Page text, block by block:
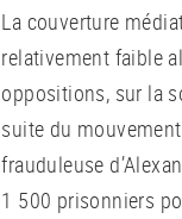
La couverture
relativement faible
oppositions, sur la
suite du
frauduleuse
1 500 prisonniers